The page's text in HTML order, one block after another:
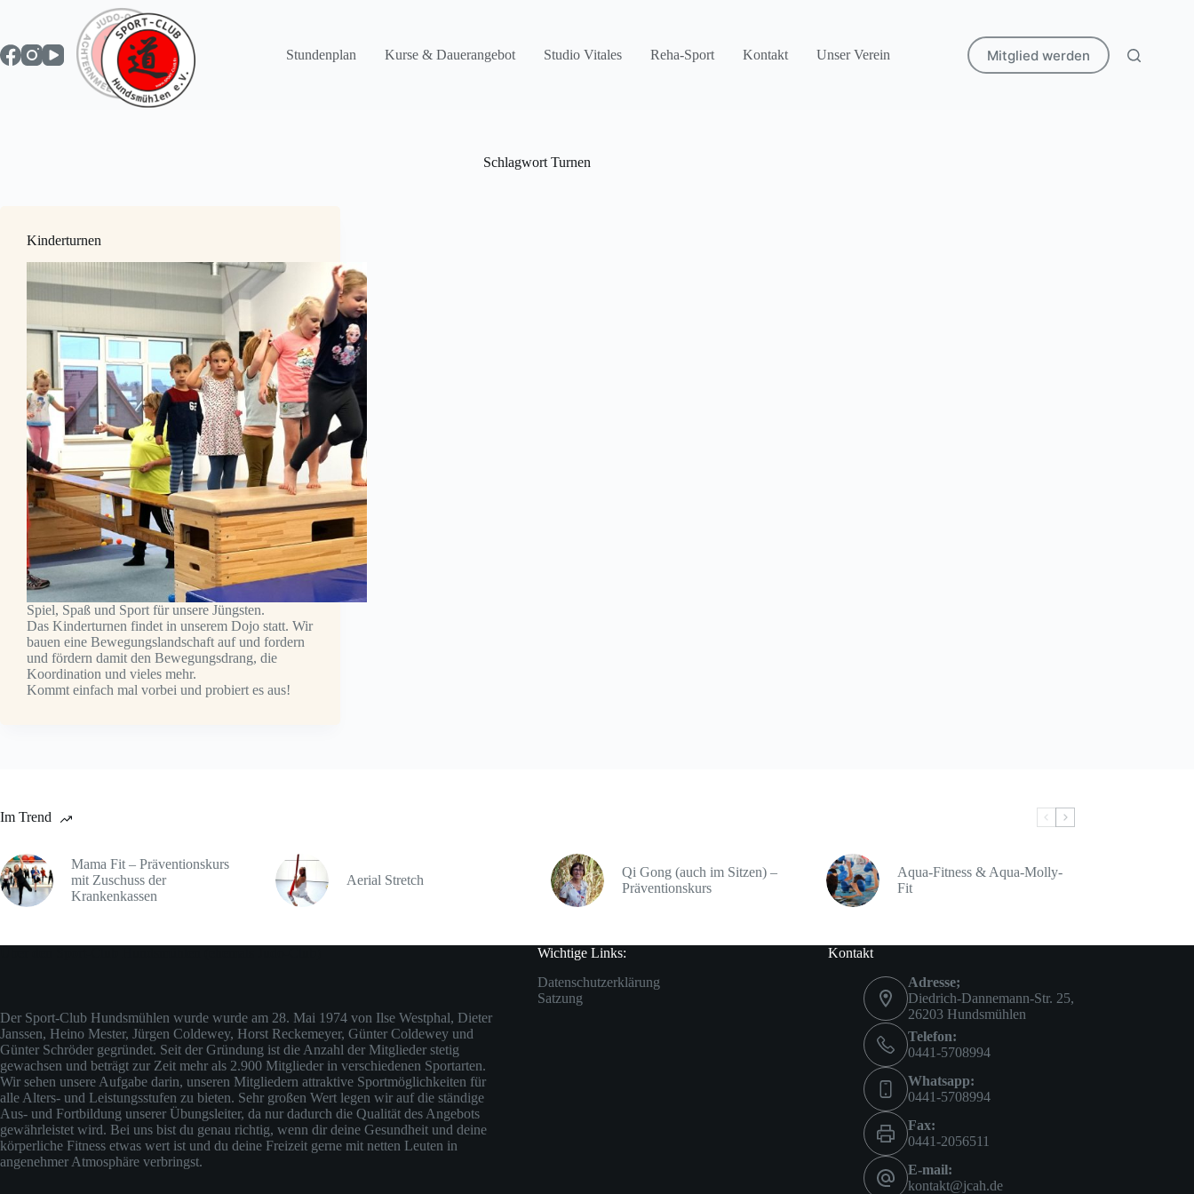
Stundenplan
Kurse & Dauerangebot Studio Vitales Reha-Sport Kontakt Unser Verein Mitglied werden
Schlagwort Turnen
Kinderturnen
Spiel, Spaß und Sport für unsere Jüngsten.
Das Kinderturnen findet in unserem Dojo statt. Wir
bauen eine Bewegungslandschaft auf und fordern
und fördern damit den Bewegungsdrang, die
Koordination und vieles mehr.
Kommt einfach mal vorbei und probiert es aus!
Im Trend
Mama Fit – Präventionskurs
mit Zuschuss der
Krankenkassen
Aerial Stretch
Qi Gong (auch im Sitzen) –
Präventionskurs
Aqua-Fitness & Aqua-Molly-
Fit
Der Sport-Club Hundsmühlen wurde wurde am 28. Mai 1974 von Ilse Westphal, Dieter
Janssen, Heino Mester, Jürgen Coldewey, Horst Reckemeyer, Günter Coldewey und
Günter Schröder gegründet. Seit der Gründung ist die Anzahl der Mitglieder stetig
gewachsen und beträgt zur Zeit mehr als 2.900 Mitglieder in verschiedenen Sportarten.
Wir sehen unsere Aufgabe darin, unseren Mitgliedern attraktive Sportmöglichkeiten für
alle Alters- und Leistungsstufen zu bieten. Sehr großen Wert legen wir auf die ständige
Aus- und Fortbildung unserer Übungsleiter, da nur dadurch die Qualität des Angebots
gewährleistet wird. Bei uns bist du genau richtig, wenn dir deine Gesundheit und deine
körperliche Fitness etwas wert ist und du deine Freizeit gerne mit netten Leuten in
angenehmer Atmosphäre verbringst.
Wichtige Links:
Datenschutzerklärung
Satzung
Kontakt
Adresse;
Diedrich-Dannemann-Str. 25,
26203 Hundsmühlen
Telefon:
0441-5708994
Whatsapp:
0441-5708994
Fax:
0441-2056511
E-mail:
kontakt@jcah.de